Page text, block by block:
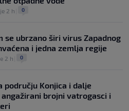
2 h 0
se ubrzano širi virus Zapadnog
i jedna zemlja regije
2 h 0
području Konjica i dalje
brojni vatrogasci i